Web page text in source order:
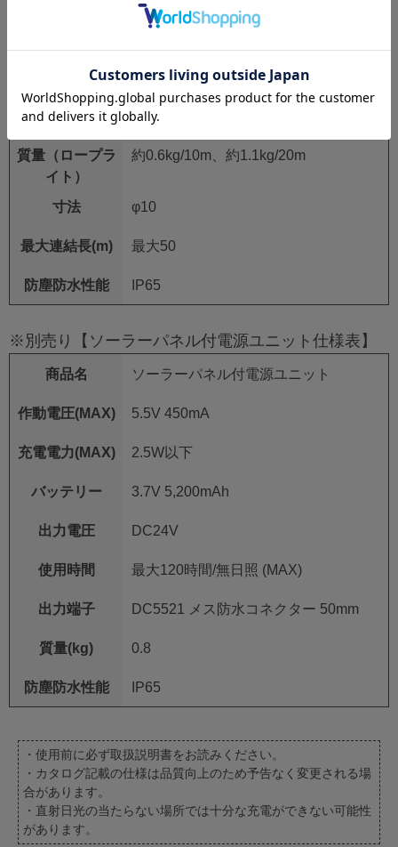
PE+LEDチップ
使用条件 温度：-20~40°C、湿度：0~90%
質量（ロープラ
イト）
約0.6kg/10m、約1.1kg/20m
寸法 φ10
最大連結長(m) 最大50
防塵防水性能 IP65
※別売り【ソーラーパネル付電源ユニット仕様表】
商品名 ソーラーパネル付電源ユニット
作動電圧(MAX) 5.5V 450mA
充電電力(MAX) 2.5W以下
バッテリー 3.7V 5,200mAh
出力電圧 DC24V
使用時間 最大120時間/無日照 (MAX)
出力端子 DC5521 メス防水コネクター 50mm
質量(kg) 0.8
防塵防水性能 IP65
・使用前に必ず取扱説明書をお読みください。
・カタログ記載の仕様は品質向上のため予告なく変更される場
合があります。
・直射日光の当たらない場所では十分な充電ができない可能性
があります。